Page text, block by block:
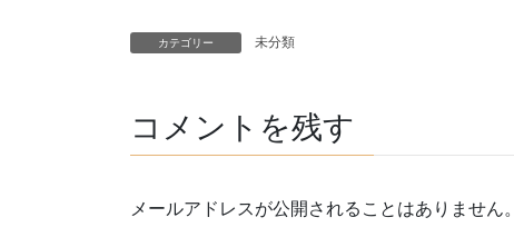
カテゴリー 未分類
コメントを残す
メールアドレスが公開されることはありません。